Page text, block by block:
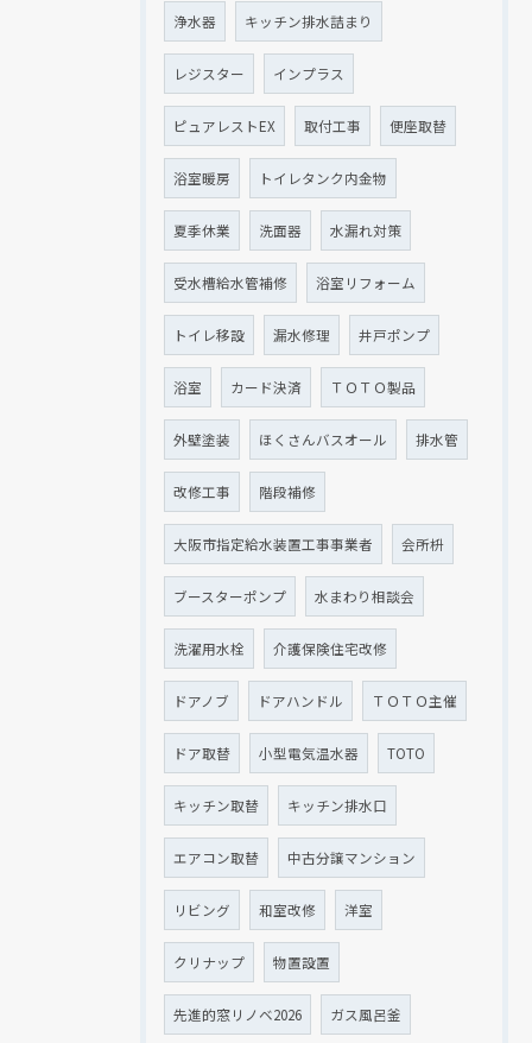
浄水器 キッチン排水詰まり
レジスター インプラス
ピュアレストEX 取付工事 便座取替
浴室暖房 トイレタンク内金物
夏季休業 洗面器 水漏れ対策
受水槽給水管補修 浴室リフォーム
トイレ移設 漏水修理 井戸ポンプ
浴室 カード決済 ＴＯＴＯ製品
外壁塗装 ほくさんバスオール 排水管
改修工事 階段補修
大阪市指定給水装置工事事業者 会所枡
ブースターポンプ 水まわり相談会
洗濯用水栓 介護保険住宅改修
ドアノブ ドアハンドル ＴＯＴＯ主催
ドア取替 小型電気温水器 TOTO
キッチン取替 キッチン排水口
エアコン取替 中古分譲マンション
リビング 和室改修 洋室
クリナップ 物置設置
先進的窓リノベ2026 ガス風呂釜